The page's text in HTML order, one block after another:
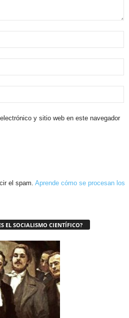
y sitio web en este navegador
el spam. Aprende cómo se procesan los
EL SOCIALISMO CIENTÍFICO?